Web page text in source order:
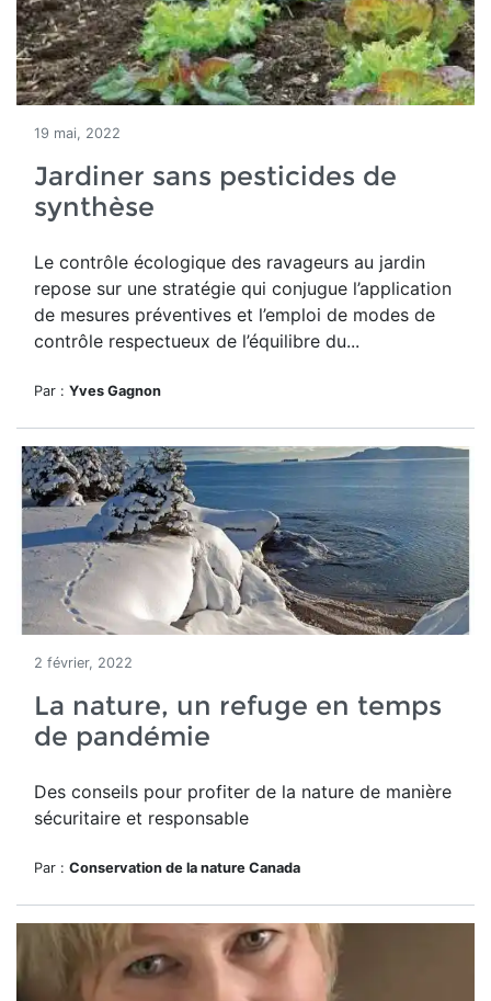
19 mai, 2022
Jardiner sans pesticides de
synthèse
Le contrôle écologique des ravageurs au jardin
repose sur une stratégie qui conjugue l’application
de mesures préventives et l’emploi de modes de
contrôle respectueux de l’équilibre du...
Par : Yves Gagnon
2 février, 2022
La nature, un refuge en temps
de pandémie
Des conseils pour profiter de la nature de manière
sécuritaire et responsable
Par : Conservation de la nature Canada